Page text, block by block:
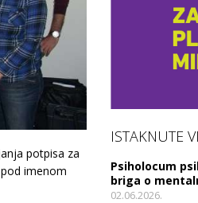
potpisa za
imenom
ISTAKNUTE
Psiholocum
briga o
02.06.2026.